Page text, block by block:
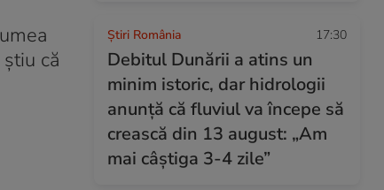
că
Știri România 17:30
Debitul Dunării a atins un
minim istoric, dar hidrologii
anunță că fluviul va începe să
crească din 13 august: „Am
mai câștiga 3-4 zile”